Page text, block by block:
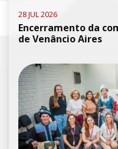
28 JUL 2026
Encerramento da
de Venâncio Aires